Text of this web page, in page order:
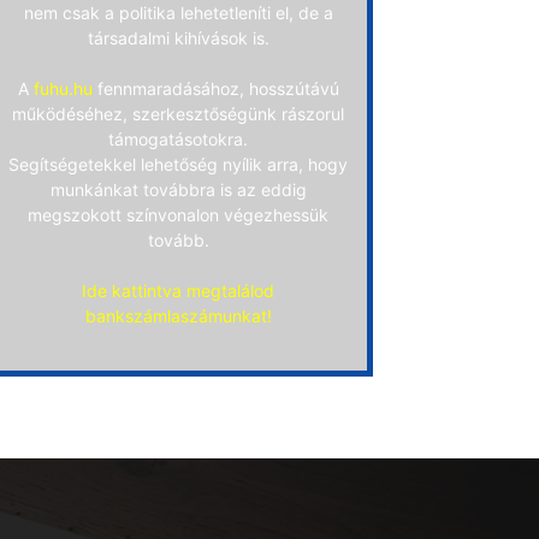
nem csak a politika lehetetleníti el, de a
társadalmi kihívások is.
A fuhu.hu fennmaradásához, hosszútávú
működéséhez, szerkesztőségünk rászorul
támogatásotokra.
Segítségetekkel lehetőség nyílik arra, hogy
munkánkat továbbra is az eddig
megszokott színvonalon végezhessük
tovább.
Ide kattintva megtalálod
bankszámlaszámunkat!